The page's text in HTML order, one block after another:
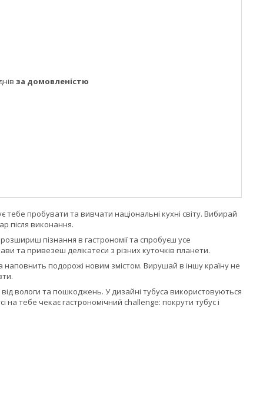
за домовленістю
пробувати та вивчати національні кухні світу. Вибирай
після виконання.
пізнання в гастрономії та спробуєш усе
та привезеш делікатеси з різних куточків планети.
подорожі новим змістом. Вирушай в іншу країну не
вологи та пошкоджень. У дизайні тубуса використовуються
на тебе чекає гастрономічний challenge: покрути тубус і